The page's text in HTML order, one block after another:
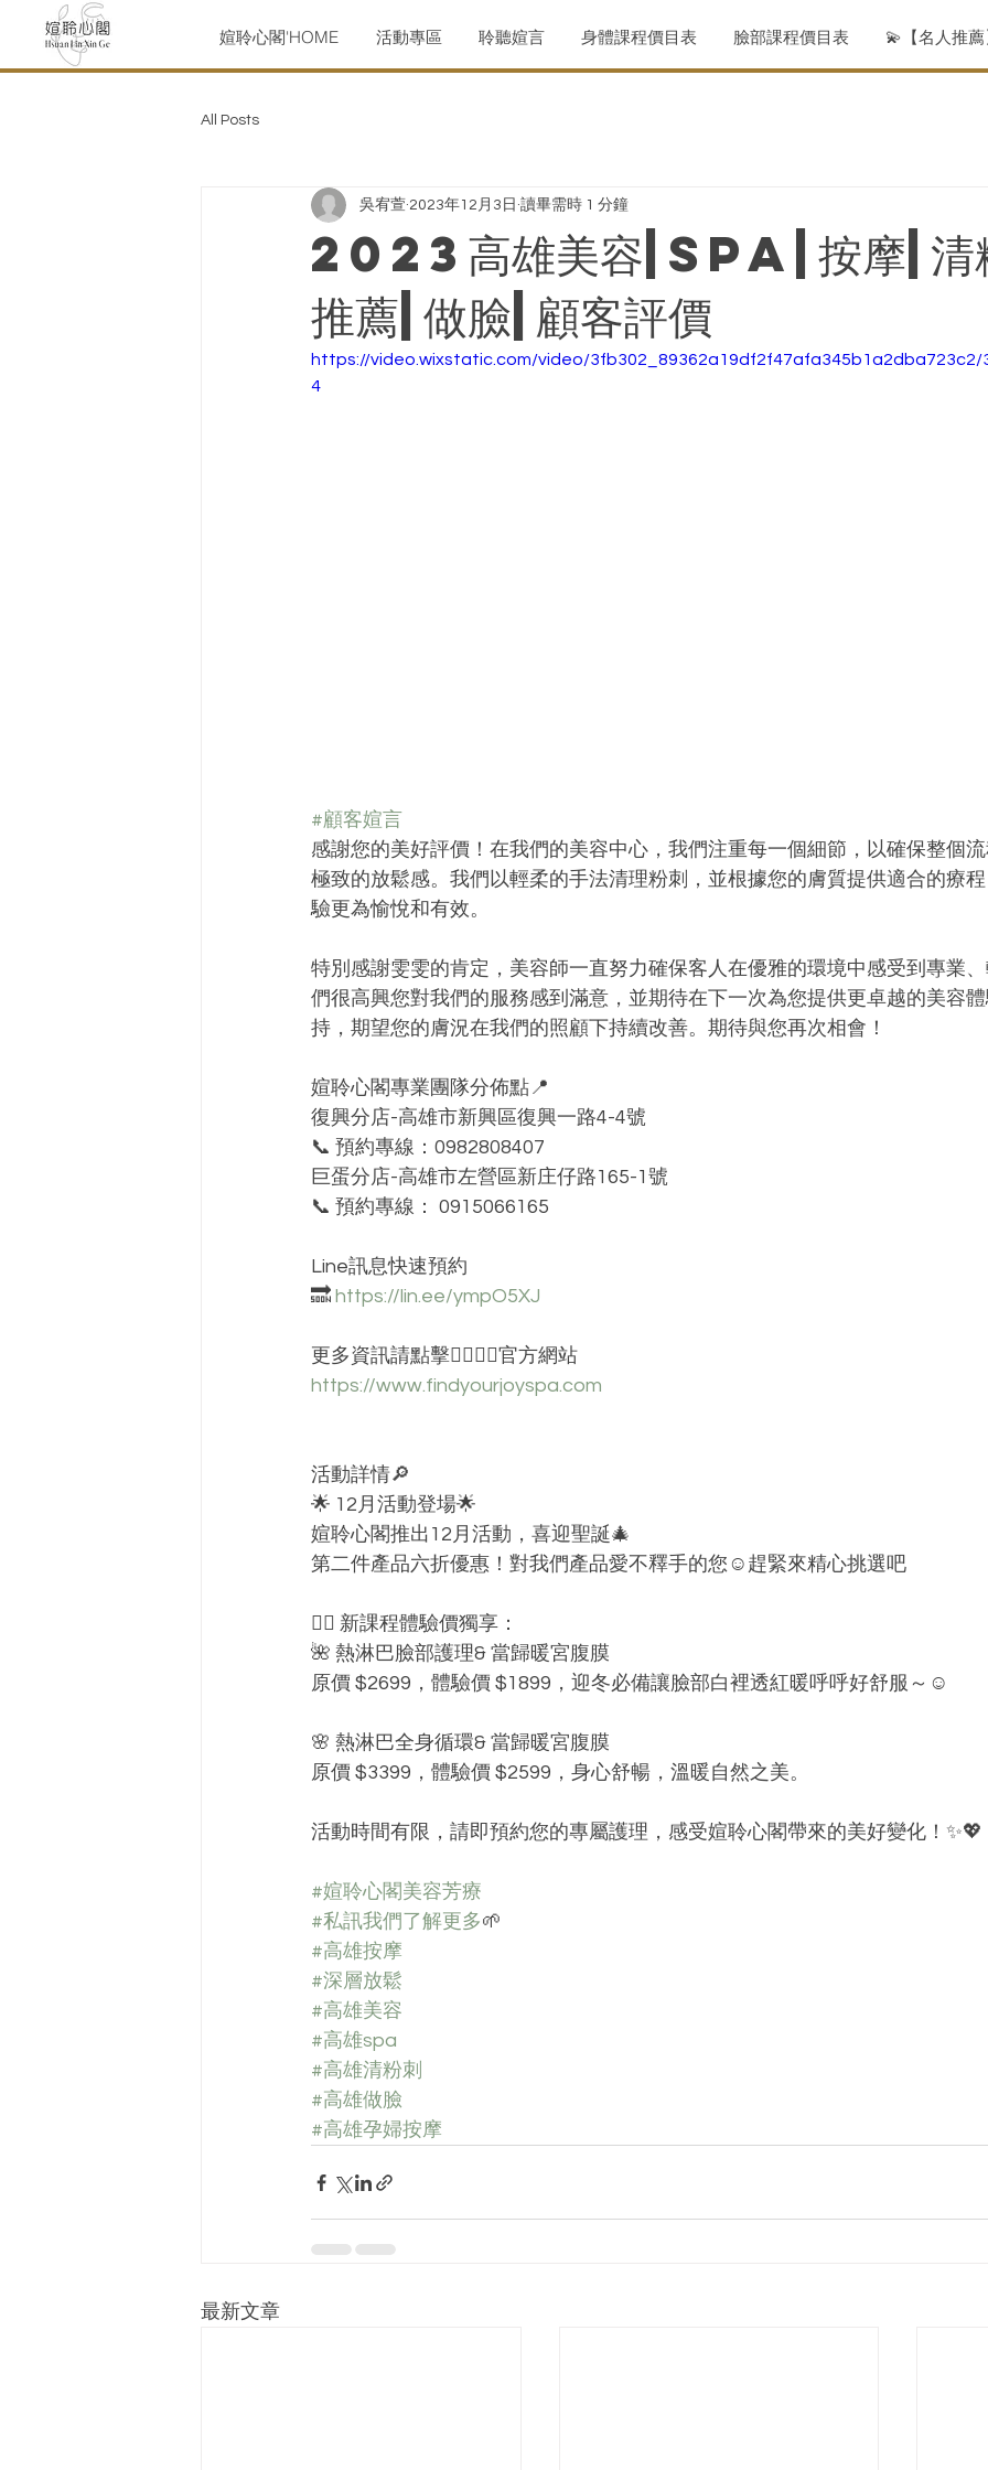
媗聆心閣'HOME 活動專區 聆聽媗言 身體課程價目表 臉部課程價目表 💫【名人推
All Posts
2023高雄美容|spa|按摩|清
推薦|做臉|顧客評價
吳宥萱 2023年12月3日 讀畢需時 1 分鐘
https://video.wixstatic.com/video/3fb302_89362a19df2f47afa345b1a2dba723c2/
4
#顧客媗言
感謝您的美好評價！在我們的美容中心，我們注重每一個細節，以確保整個
極致的放鬆感。我們以輕柔的手法清理粉刺，並根據您的膚質提供適合的療
驗更為愉悅和有效。
特別感謝雯雯的肯定，美容師一直努力確保客人在優雅的環境中感受到專業
們很高興您對我們的服務感到滿意，並期待在下一次為您提供更卓越的美容
持，期望您的膚況在我們的照顧下持續改善。期待與您再次相會！
媗聆心閣專業團隊分佈點📍
復興分店-高雄市新興區復興一路4-4號
📞 預約專線：0982808407
巨蛋分店-高雄市左營區新庄仔路165-1號
📞 預約專線： 0915066165
Line訊息快速預約
🔜 https://lin.ee/ympO5XJ
更多資訊請點擊👇🏻👇🏻官方網站
https://www.findyourjoyspa.com
活動詳情🔎
🌟 12月活動登場🌟
媗聆心閣推出12月活動，喜迎聖誕🎄
第二件產品六折優惠！對我們產品愛不釋手的您☺️趕緊來精心挑選吧
💆‍♀️ 新課程體驗價獨享：
🌺 熱淋巴臉部護理& 當歸暖宮腹膜
原價 $2699，體驗價 $1899，迎冬必備讓臉部白裡透紅暖呼呼好舒服～☺️
🌸 熱淋巴全身循環& 當歸暖宮腹膜
原價 $3399，體驗價 $2599，身心舒暢，溫暖自然之美。
活動時間有限，請即預約您的專屬護理，感受媗聆心閣帶來的美好變化！✨💖
#媗聆心閣美容芳療
#私訊我們了解更多🌱
#高雄按摩
#深層放鬆
#高雄美容
#高雄spa
#高雄清粉刺
#高雄做臉
#高雄孕婦按摩
最新文章